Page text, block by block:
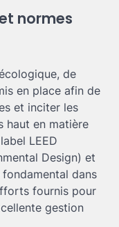
normes
de
en place afin de
et inciter les
haut en matière
LEED
Design) et
fondamental dans
fournis pour
gestion